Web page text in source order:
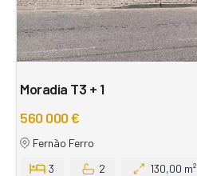
Moradia T3 + 1
560 000 €
Fernão Ferro
3
2 130,00 m²